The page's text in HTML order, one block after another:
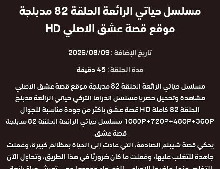
مسلسل حياتي الرائعة الحلقة 82 مدبلجة
موقع قصة عشق الاصلي HD
تاريخ الإضافة :2026/08/09
مدة الحلقة :45 دقيقة
مسلسل حياتي الرائعة الحلقة 82 مدبلجة موقع قصة عشق الاصلي
مشاهدة وتحميل حصريا مسلسل الدراما التركي حياتي الرائعة مدبلج
الحلقة 82 كاملة HD قصة عشق باكثر من جودة مناسبة للجوال
1080P+720P+480P+360P مسلسل حياتي الرائعة الحلقة 82 مدبلجة
قصة عشق.
يحكي قصة شيبنم الصادمة، التي عادت إلى الحياة بمظالم كبيرة، وعملت
جاهدة للتغلب عليها، وفعلت ما كان ضروريًا في هذا الطريق، وتحاول الآن